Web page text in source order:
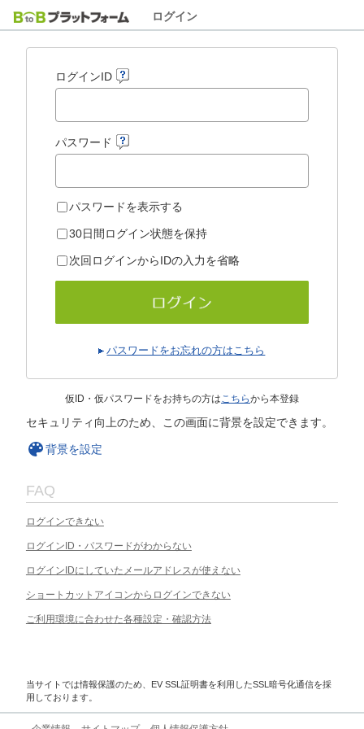
ログイン
ログインID
パスワード
パスワードを表示する
30日間ログイン状態を保持
次回ログインからIDの入力を省略
パスワードをお忘れの方はこちら
仮ID・仮パスワードをお持ちの方はこちらから本登録
セキュリティ向上のため、この画面に背景を設定できます。
背景を設定
FAQ
ログインできない
ログインID・パスワードがわからない
ログインIDにしていたメールアドレスが使えない
ショートカットアイコンからログインできない
ご利用環境に合わせた各種設定・確認方法
当サイトでは情報保護のため、EV SSL証明書を利用したSSL暗号化通信を採
用しております。